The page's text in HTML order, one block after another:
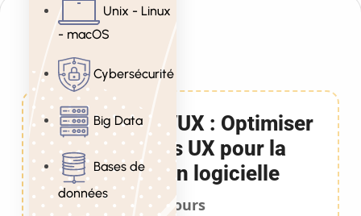
Unix - Linux
- macOS
Cybersécurité
Big Data
Bases de
données
Formation UI/UX : Optimiser
les UI et les UX pour la
conception logicielle
3 Jours